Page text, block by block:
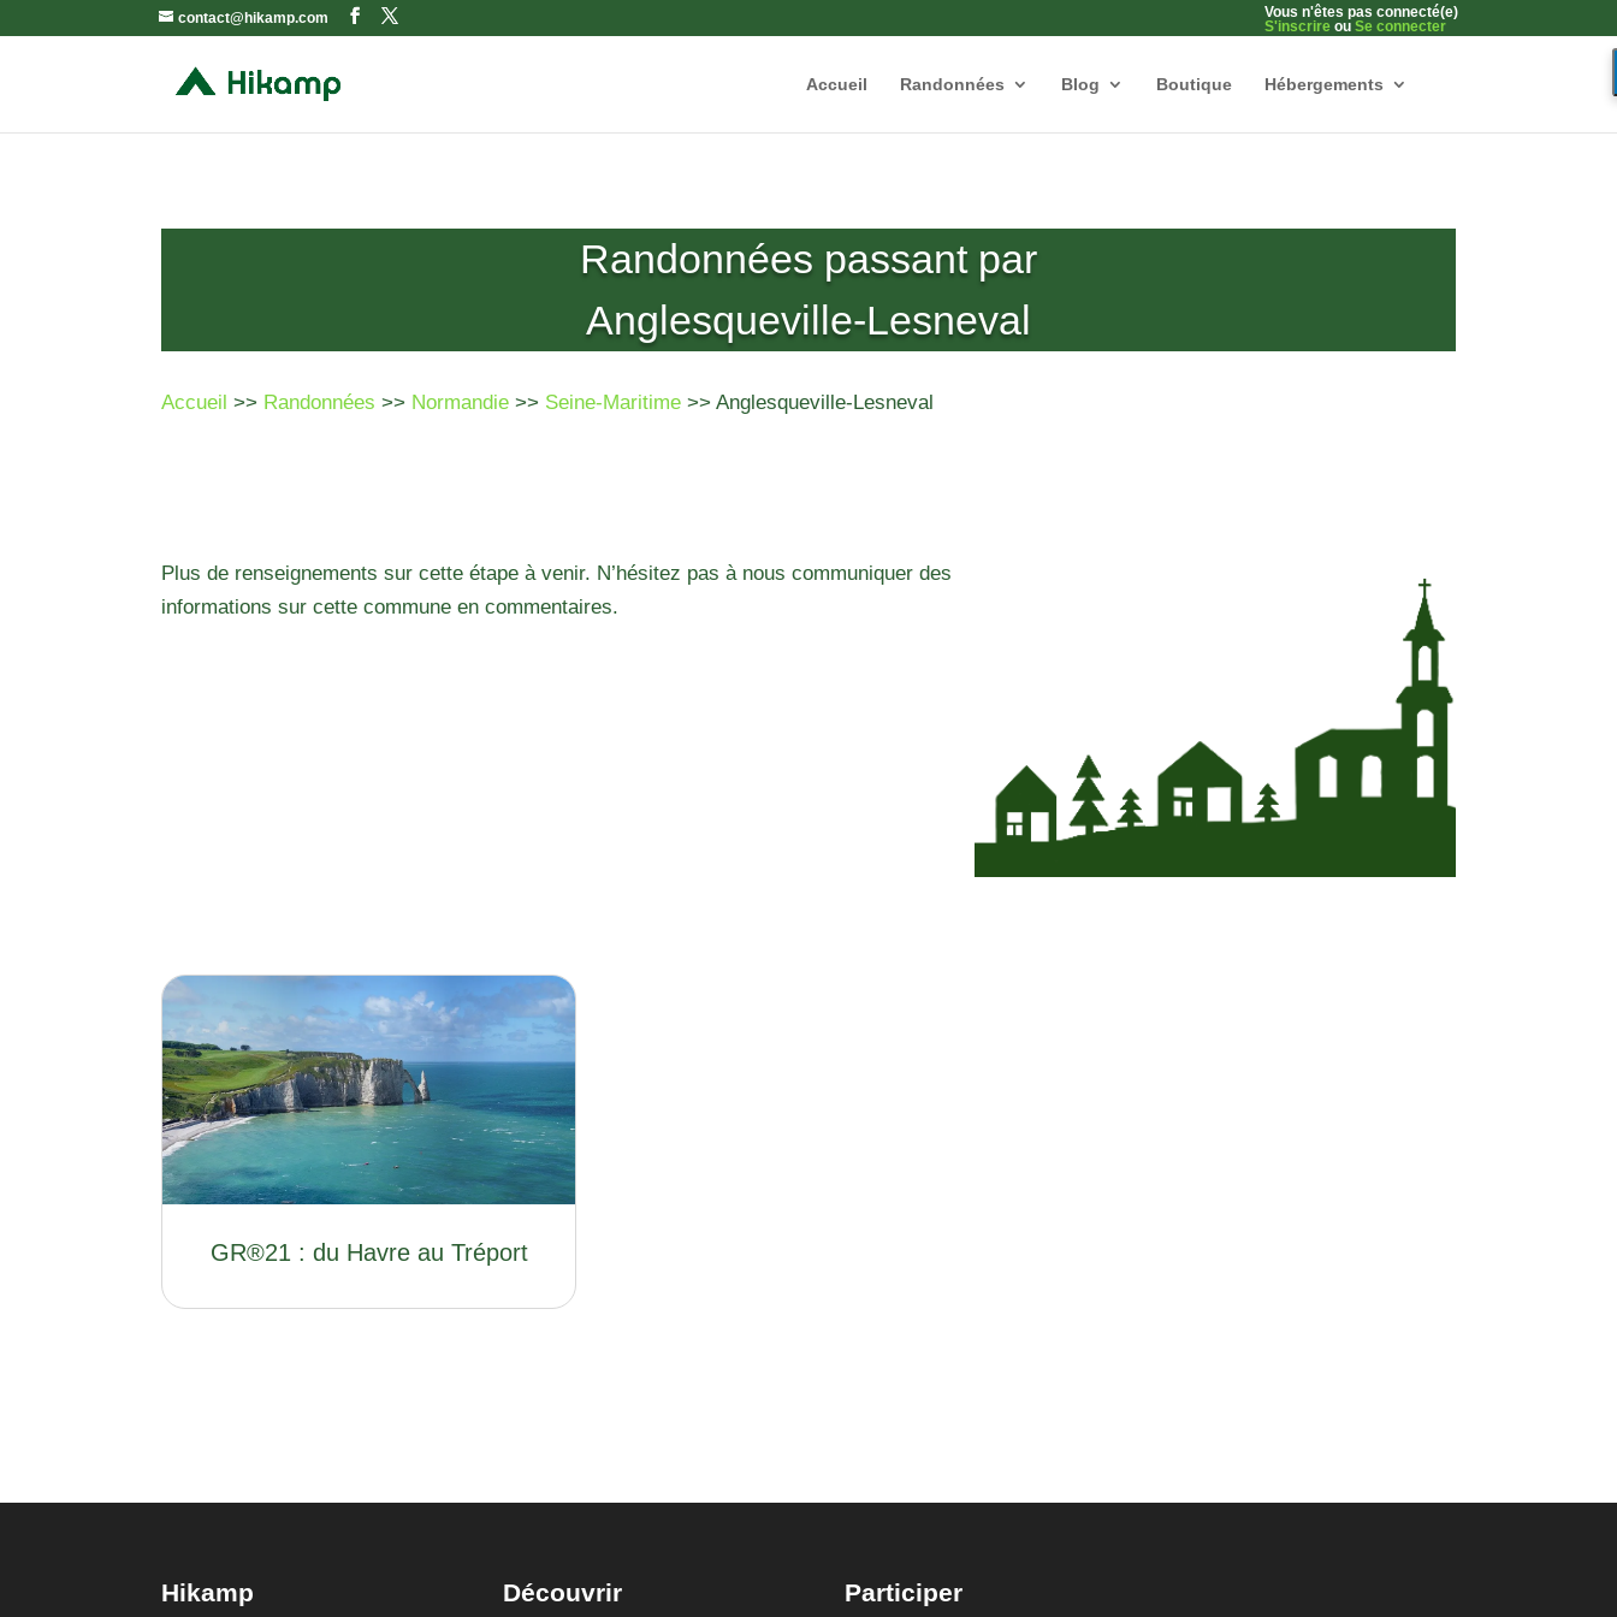
contact@hikamp.com
Vous n'êtes pas connecté(e)
S'inscrire ou Se connecter
Accueil Randonnées Blog Boutique Hébergements
Randonnées passant par
Anglesqueville-Lesneval
Accueil >> Randonnées >> Normandie >> Seine-Maritime >> Anglesqueville-Lesneval
Plus de renseignements sur cette étape à venir. N’hésitez pas à nous communiquer des
informations sur cette commune en commentaires.
GR®21 : du Havre au Tréport
Hikamp Découvrir Participer